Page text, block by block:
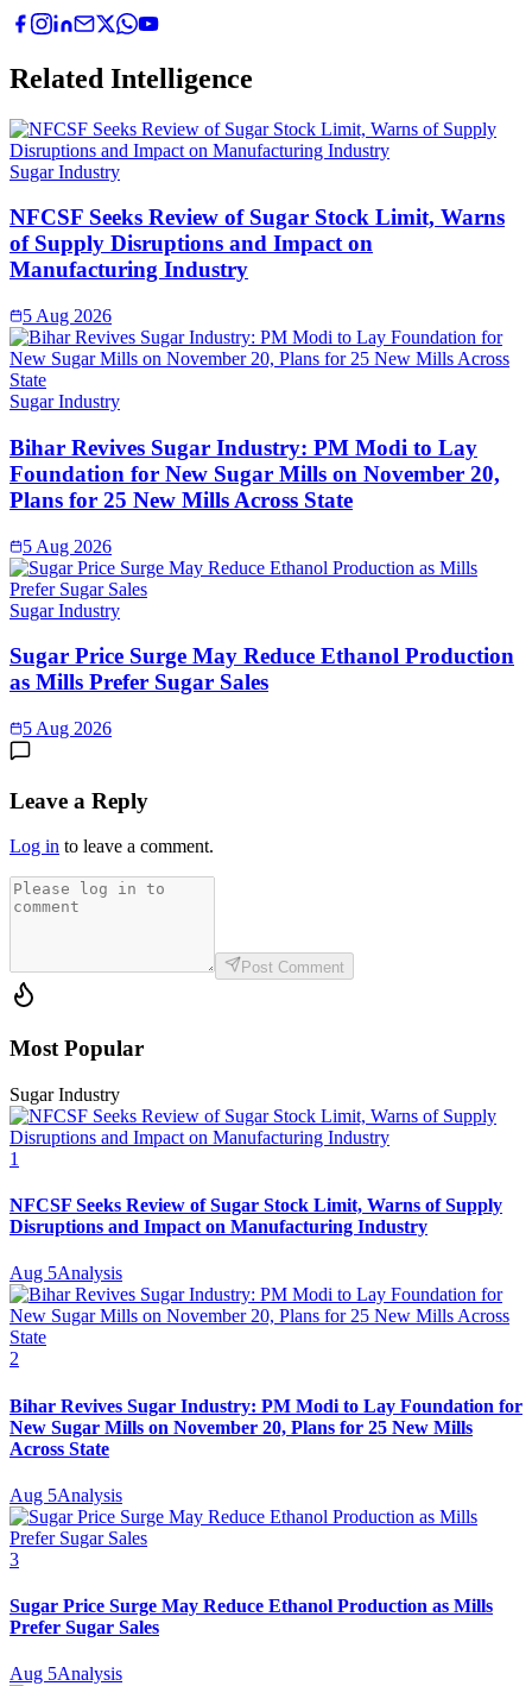
Related Intelligence
Sugar Industry
NFCSF Seeks Review of Sugar Stock Limit, Warns
of Supply Disruptions and Impact on
Manufacturing Industry
5 Aug 2026
Sugar Industry
Bihar Revives Sugar Industry: PM Modi to Lay
Foundation for New Sugar Mills on November 20,
Plans for 25 New Mills Across State
5 Aug 2026
Sugar Industry
Sugar Price Surge May Reduce Ethanol Production
as Mills Prefer Sugar Sales
5 Aug 2026
Leave a Reply
Log in to leave a comment.
Post Comment
Most Popular
Sugar Industry
1
NFCSF Seeks Review of Sugar Stock Limit, Warns of Supply
Disruptions and Impact on Manufacturing Industry
Aug 5Analysis
2
Bihar Revives Sugar Industry: PM Modi to Lay Foundation for
New Sugar Mills on November 20, Plans for 25 New Mills
Across State
Aug 5Analysis
3
Sugar Price Surge May Reduce Ethanol Production as Mills
Prefer Sugar Sales
Aug 5Analysis